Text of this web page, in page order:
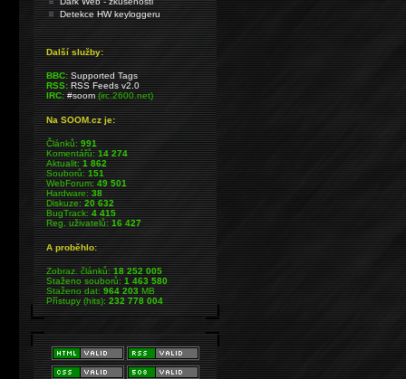
Detekce HW keyloggeru
Další služby:
BBC: Supported Tags
RSS: RSS Feeds v2.0
IRC: #soom(irc.2600.net)
Na SOOM.cz je:
Článků:991
Komentářů:14 274
Aktualit:1 862
Souborů:151
WebForum:49 501
Hardware:38
Diskuze:20 632
BugTrack:4 415
Reg. uživatelů:16 427
A proběhlo:
Zobraz. článků:18 252 005
Staženo souborů:1 463 580
Staženo dat:964 203MB
Přístupy (hits):232 778 004